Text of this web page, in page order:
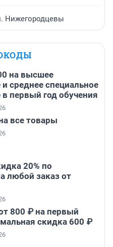
Нижегородцевы
на высшее
среднее специальное
первый год обучения
все товары
20% по
любой заказ от
800 ₽ на первый
скидка 600 ₽